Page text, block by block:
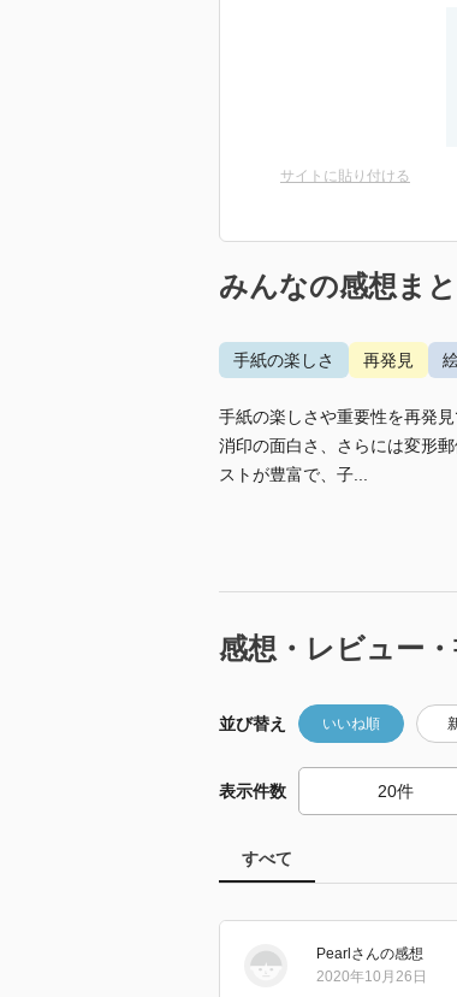
サイトに貼り付ける
みんなの感想ま
手紙の楽しさ 再発見
手紙の楽しさや重要性を再発
消印の面白さ、さらには変形
ストが豊富で、子...
感想・レビュー
並び替え いいね順
表示件数
すべて
Pearl さんの感想
2020年10月26日